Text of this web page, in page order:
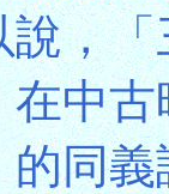
，
中
同